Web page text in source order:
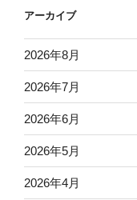
アーカイブ
2026年8月
2026年7月
2026年6月
2026年5月
2026年4月